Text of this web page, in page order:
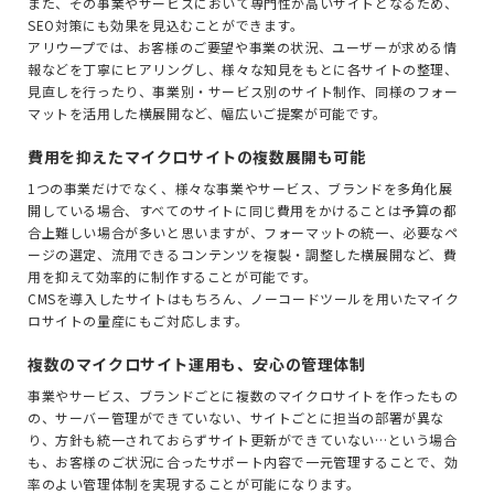
SEO対策にも効果を見込むことができます。
アリウープでは、お客様のご要望や事業の状況、ユーザーが求める情
報などを丁寧にヒアリングし、様々な知見をもとに各サイトの整理、
見直しを行ったり、事業別・サービス別のサイト制作、同様のフォー
マットを活用した横展開など、幅広いご提案が可能です。
費用を抑えたマイクロサイトの複数展開も可能
1つの事業だけでなく、様々な事業やサービス、ブランドを多角化展
開している場合、すべてのサイトに同じ費用をかけることは予算の都
合上難しい場合が多いと思いますが、フォーマットの統一、必要なペ
ージの選定、流用できるコンテンツを複製・調整した横展開など、費
用を抑えて効率的に制作することが可能です。
CMSを導入したサイトはもちろん、ノーコードツールを用いたマイク
ロサイトの量産にもご対応します。
複数のマイクロサイト運用も、安心の管理体制
事業やサービス、ブランドごとに複数のマイクロサイトを作ったもの
の、サーバー管理ができていない、サイトごとに担当の部署が異な
り、方針も統一されておらずサイト更新ができていない…という場合
も、お客様のご状況に合ったサポート内容で一元管理することで、効
率のよい管理体制を実現することが可能になります。